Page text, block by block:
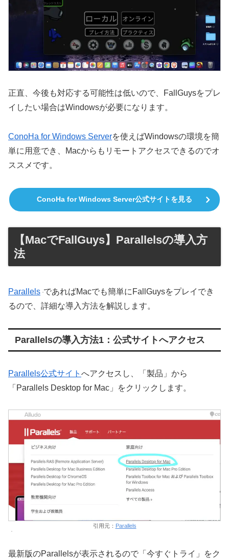
正直、今後も対応する可能性は低いので、FallGuysをプレ
イしたい場合はWindowsが必要になります。
ConoHa for Windows Serverを使えばWindowsの環境を簡
単に用意でき、Macからもリモートアクセスできるのでオ
ススメです。
ConoHa for Windows Server公式サイトを見る
【MacでFallGuys】Parallelsの導入方
法
Parallels であればMacでも簡単にFallGuysをプレイでき
るので、詳細な導入方法を解説します。
Parallelsの導入方法1：公式サイトへアクセス
Parallels公式サイト へアクセスし、「製品」から
「Parallels Desktop for Mac」をクリックします。
引用元： Parallels
最新版のParallelsが表示されるので「今すぐトライ」をク